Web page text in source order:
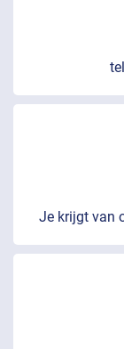
Je krijgt van